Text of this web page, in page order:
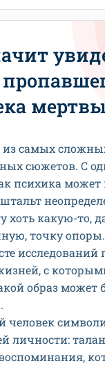
из самых
сюжетов. С
психика может
хоть какую-то,
точку
с
образ может
человек
личности: